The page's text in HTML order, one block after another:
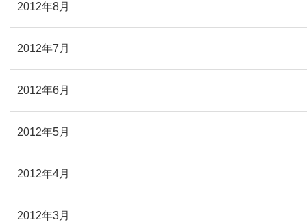
2012年8月
2012年7月
2012年6月
2012年5月
2012年4月
2012年3月